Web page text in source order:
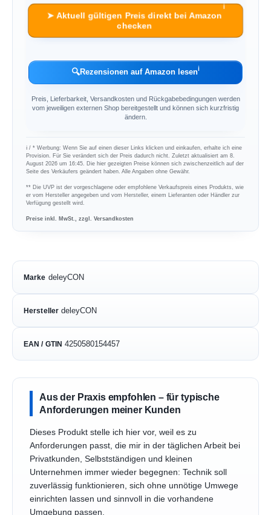
➤ Aktuell gültigen Preis direkt bei Amazon
checken
ℹ︎
🔍Rezensionen auf Amazon lesenℹ︎
Preis, Lieferbarkeit, Versandkosten und Rückgabebedingungen werden
vom jeweiligen externen Shop bereitgestellt und können sich kurzfristig
ändern.
ℹ︎ / * Werbung: Wenn Sie auf einen dieser Links klicken und einkaufen, erhalte ich eine
Provision. Für Sie verändert sich der Preis dadurch nicht. Zuletzt aktualisiert am 8.
August 2026 um 16:45. Die hier gezeigten Preise können sich zwischenzeitlich auf der
Seite des Verkäufers geändert haben. Alle Angaben ohne Gewähr.
** Die UVP ist der vorgeschlagene oder empfohlene Verkaufspreis eines Produkts, wie
er vom Hersteller angegeben und vom Hersteller, einem Lieferanten oder Händler zur
Verfügung gestellt wird.
Preise inkl. MwSt., zzgl. Versandkosten
Marke deleyCON
Hersteller deleyCON
EAN / GTIN 4250580154457
Aus der Praxis empfohlen – für typische
Anforderungen meiner Kunden
Dieses Produkt stelle ich hier vor, weil es zu
Anforderungen passt, die mir in der täglichen Arbeit bei
Privatkunden, Selbstständigen und kleinen
Unternehmen immer wieder begegnen: Technik soll
zuverlässig funktionieren, sich ohne unnötige Umwege
einrichten lassen und sinnvoll in die vorhandene
Umgebung passen.